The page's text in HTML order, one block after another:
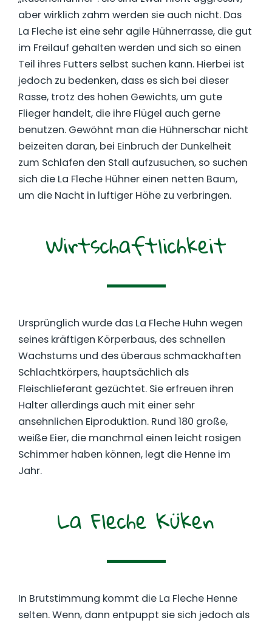
aber wirklich zahm werden sie auch nicht. Das
La Fleche ist eine sehr agile Hühnerrasse, die gut
im Freilauf gehalten werden und sich so einen
Teil ihres Futters selbst suchen kann. Hierbei ist
jedoch zu bedenken, dass es sich bei dieser
Rasse, trotz des hohen Gewichts, um gute
Flieger handelt, die ihre Flügel auch gerne
benutzen. Gewöhnt man die Hühnerschar nicht
beizeiten daran, bei Einbruch der Dunkelheit
zum Schlafen den Stall aufzusuchen, so suchen
sich die La Fleche Hühner einen netten Baum,
um die Nacht in luftiger Höhe zu verbringen.
Wirtschaftlichkeit
Ursprünglich wurde das La Fleche Huhn wegen
seines kräftigen Körperbaus, des schnellen
Wachstums und des überaus schmackhaften
Schlachtkörpers, hauptsächlich als
Fleischlieferant gezüchtet. Sie erfreuen ihren
Halter allerdings auch mit einer sehr
ansehnlichen Eiproduktion. Rund 180 große,
weiße Eier, die manchmal einen leicht rosigen
Schimmer haben können, legt die Henne im
Jahr.
La Fleche Küken
In Brutstimmung kommt die La Fleche Henne
selten. Wenn, dann entpuppt sie sich jedoch als